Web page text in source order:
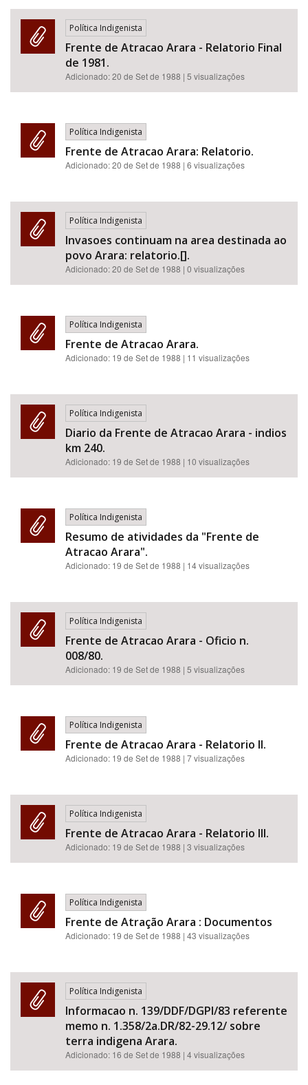
Política Indigenista
Frente de Atracao Arara - Relatorio Final
de 1981.
Adicionado:20 de Set de 1988 | 5 visualizações
Política Indigenista
Frente de Atracao Arara: Relatorio.
Adicionado:20 de Set de 1988 | 6 visualizações
Política Indigenista
Invasoes continuam na area destinada ao
povo Arara: relatorio.[].
Adicionado:20 de Set de 1988 | 0 visualizações
Política Indigenista
Frente de Atracao Arara.
Adicionado: 19 de Set de 1988 | 11 visualizações
Política Indigenista
Diario da Frente de Atracao Arara - indios
km 240.
Adicionado: 19 de Set de 1988 | 10 visualizações
Política Indigenista
Resumo de atividades da "Frente de
Atracao Arara".
Adicionado: 19 de Set de 1988 | 14 visualizações
Política Indigenista
Frente de Atracao Arara - Oficio n.
008/80.
Adicionado: 19 de Set de 1988 | 5 visualizações
Política Indigenista
Frente de Atracao Arara - Relatorio II.
Adicionado: 19 de Set de 1988 | 7 visualizações
Política Indigenista
Frente de Atracao Arara - Relatorio III.
Adicionado: 19 de Set de 1988 | 3 visualizações
Política Indigenista
Frente de Atração Arara : Documentos
Adicionado: 19 de Set de 1988 | 43 visualizações
Política Indigenista
Informacao n. 139/DDF/DGPI/83 referente
memo n. 1.358/2a.DR/82-29.12/ sobre
terra indigena Arara.
Adicionado: 16 de Set de 1988 | 4 visualizações